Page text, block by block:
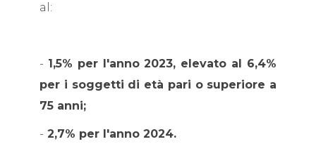
al:
- 1,5% per l'anno 2023, elevato al 6,4%
per i soggetti di età pari o superiore a
75 anni;
- 2,7% per l'anno 2024.